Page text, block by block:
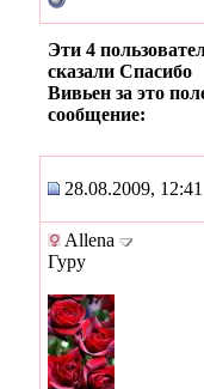
Эти 4
сказали Спасибо
Вивьен за это
сообщение:
28.08.2009, 12:41
Allena
Гуру